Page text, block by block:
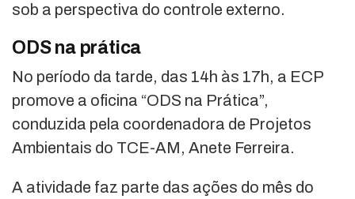
sob a perspectiva do controle externo.
ODS na prática
No período da tarde, das 14h às 17h, a ECP
promove a oficina “ODS na Prática”,
conduzida pela coordenadora de Projetos
Ambientais do TCE-AM, Anete Ferreira.
A atividade faz parte das ações do mês do